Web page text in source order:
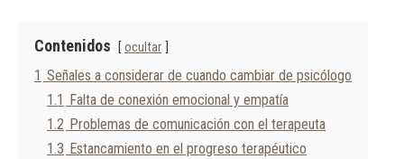
Contenidos ocultar
1 Señales a considerar de cuando cambiar de psicólogo
1.1
Falta de conexión emocional y empatía
1.2 Problemas de comunicación con el terapeuta
1.3 Estancamiento en el progreso terapéutico